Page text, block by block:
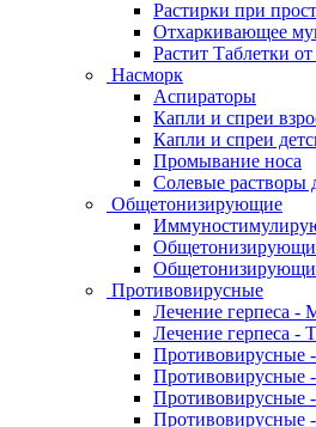
Растирки при
Отхаркивающее
Растит Таблетки
Насморк
Аспираторы
Капли и спреи
Капли и спреи
Промывание носа
Солевые растворы
Общетонизирующие
Противовирусные
Лечение герпеса -
Лечение герпеса -
Противовирусные
Противовирусные
Противовирусные
Противовирусные